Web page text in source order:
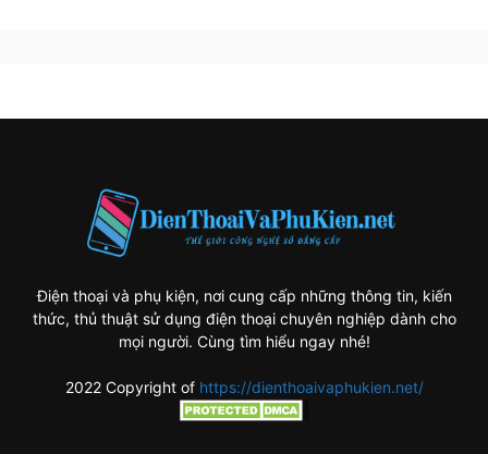
Điện thoại và phụ kiện, nơi cung cấp những thông tin, kiến
thức, thủ thuật sử dụng điện thoại chuyên nghiệp dành cho
mọi người. Cùng tìm hiểu ngay nhé!
2022 Copyright of https://dienthoaivaphukien.net/